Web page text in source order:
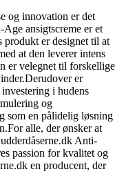
og innovation er det
ansigtscreme er et
er designet til at
at den leverer intens
er velegnet til forskellige
er
i hudens
og
som en pålidelig løsning
alle, der ønsker at
Anti-
passion for kvalitet og
en producent, der